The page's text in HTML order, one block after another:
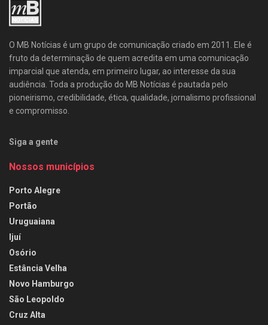
O MB Notícias é um grupo de comunicação criado em 2011. Ele é
fruto da determinação de quem acredita em uma comunicação
imparcial que atenda, em primeiro lugar, ao interesse da sua
audiência. Toda a produção do MB Notícias é pautada pelo
pioneirismo, credibilidade, ética, qualidade, jornalismo profissional
e compromisso.
Siga a gente
Nossos municípios
Porto Alegre
Portão
Uruguaiana
Ijuí
Osório
Estância Velha
Novo Hamburgo
São Leopoldo
Cruz Alta